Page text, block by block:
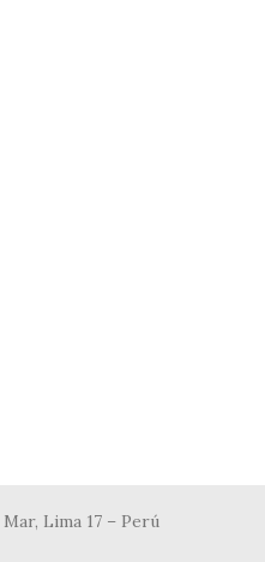
Lima 17 – Perú